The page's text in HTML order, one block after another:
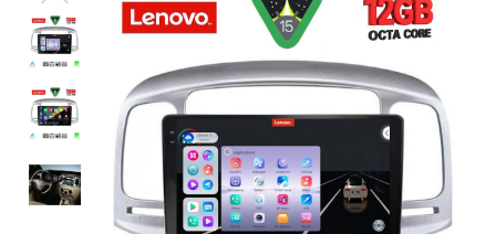
7% Έκπτωση